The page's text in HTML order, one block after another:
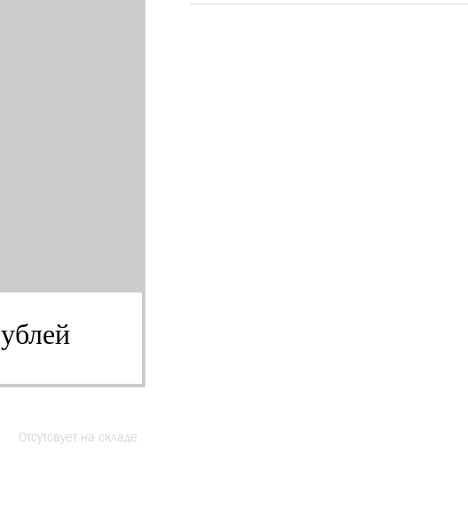
Отсутсвует на складе